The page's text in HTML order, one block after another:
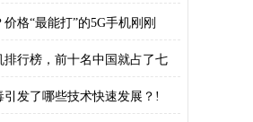
价格“最能打”的5G手机刚刚
排行榜，前十名中国就占了七
引发了哪些技术快速发展？!